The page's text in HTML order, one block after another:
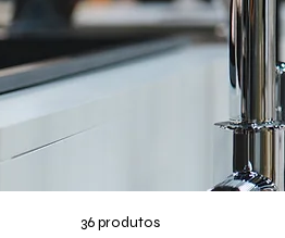
36 produtos